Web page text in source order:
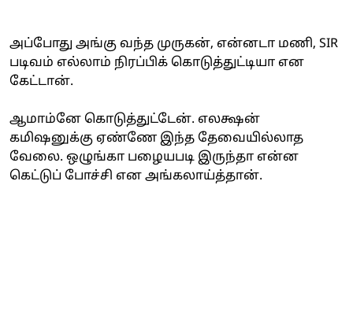
அப்போது அங்கு வந்த முருகன், என்னடா மணி, SIR
படிவம் எல்லாம் நிரப்பிக் கொடுத்துட்டியா என
கேட்டான்.
ஆமாம்னே கொடுத்துட்டேன். எலக்ஷன்
கமிஷனுக்கு ஏண்ணே இந்த தேவையில்லாத
வேலை. ஒழுங்கா பழையபடி இருந்தா என்ன
கெட்டுப் போச்சி என அங்கலாய்த்தான்.